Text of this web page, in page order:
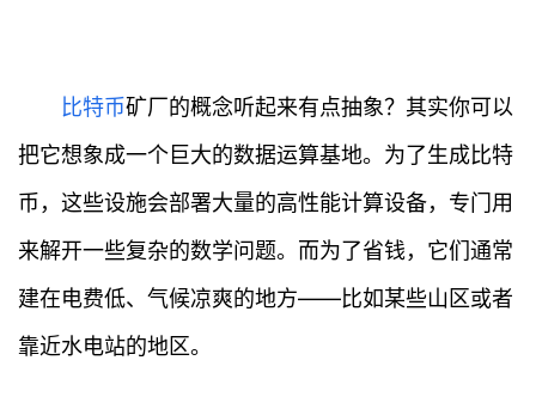
比特币矿厂的概念听起来有点抽象？其实你可以
把它想象成一个巨大的数据运算基地。为了生成比特
币，这些设施会部署大量的高性能计算设备，专门用
来解开一些复杂的数学问题。而为了省钱，它们通常
建在电费低、气候凉爽的地方——比如某些山区或者
靠近水电站的地区。